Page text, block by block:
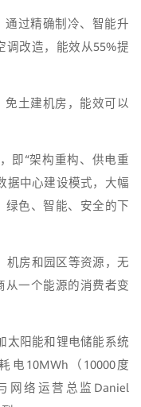
过精确制冷、智能升
调改造，能效从55%提
土建机房，能效可以
即“架构重构、供电重
据中心建设模式，大幅
绿色、智能、安全的下
房和园区等资源，无
从一个能源的消费者变
太阳能和锂电储能系统
电10MWh（10000度
网络运营总监Daniel